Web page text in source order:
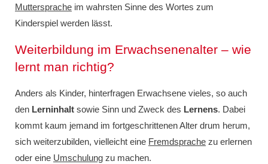
Muttersprache im wahrsten Sinne des Wortes zum
Kinderspiel werden lässt.
Weiterbildung im Erwachsenenalter – wie
lernt man richtig?
Anders als Kinder, hinterfragen Erwachsene vieles, so auch
den Lerninhalt sowie Sinn und Zweck des Lernens. Dabei
kommt kaum jemand im fortgeschrittenen Alter drum herum,
sich weiterzubilden, vielleicht eine Fremdsprache zu erlernen
oder eine Umschulung zu machen.